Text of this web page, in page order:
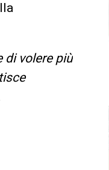
di volere più